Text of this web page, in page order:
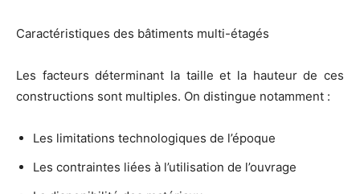
Caractéristiques des bâtiments multi-étagés
Les facteurs déterminant la taille et la hauteur de ces
constructions sont multiples. On distingue notamment :
Les limitations technologiques de l’époque
Les contraintes liées à l’utilisation de l’ouvrage